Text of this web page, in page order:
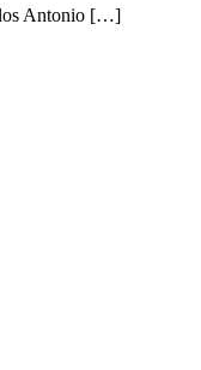
Antonio […]